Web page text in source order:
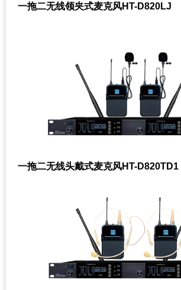
一拖二无线领夹式麦克风HT-D820LJ
一拖二无线头戴式麦克风HT-D820TD1